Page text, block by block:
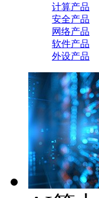
计算产品
安全产品
网络产品
软件产品
外设产品